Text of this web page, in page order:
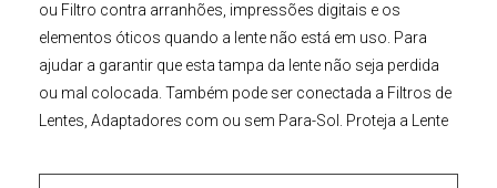
ou Filtro contra arranhões, impressões digitais e os
elementos óticos quando a lente não está em uso. Para
ajudar a garantir que esta tampa da lente não seja perdida
ou mal colocada. Também pode ser conectada a Filtros de
Lentes, Adaptadores com ou sem Para-Sol. Proteja a Lente